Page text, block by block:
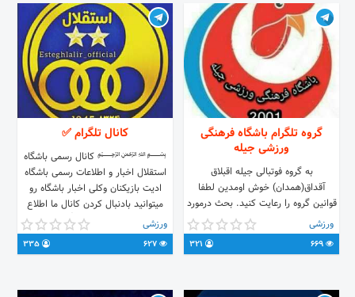
گروه تلگرام باشگاه فرهنگی
ورزشی جیله
به گروه فوتبالی جیله اقبلاق
آقداق(همدان) خوش اومدین لطفا
قوانین گروه را رعایت کنید. بحث درمورد
مشکلات روستا✅ بی ادبی وحرفهای
زشت ممنوع🚫 توهین ممنوع🚫 باتشکر
مدیریت باشگاه جیله🐓
ورزشی
کانال تلگرام ✅
﷽ کانال رسمی باشگاه
استقلال اخبار و اطلاعات رسمی باشگاه
ادیت بازیکنان وکلی اخبار باشگاه رو
میتوانید بادنبال کردن کانال ما اطلاع
داشته باشید. لینک کانال👇 ╔┄┅┅∞✶⃟
💙⃟✶∞┅┅┄╗ @Esteghlalir_official🌟
🌟 ╚┄┅┅∞✶⃟🏆⃟✶∞┅┅┄╝
ورزشی